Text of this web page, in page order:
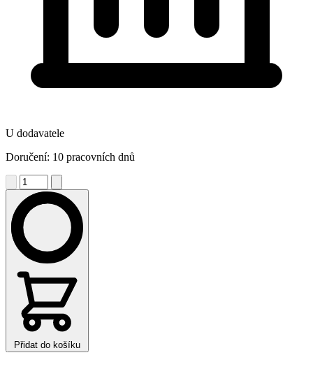
U dodavatele
Doručení: 10 pracovních dnů
Přidat do košíku